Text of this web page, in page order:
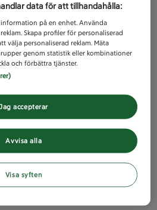
data för att tillhandahålla:
på en enhet. Använda
Skapa profiler för personaliserad
välja personaliserad reklam. Mäta
genom statistik eller kombinationer
och förbättra tjänster.
Avvisa alla
Jag accepterar
Visa syften